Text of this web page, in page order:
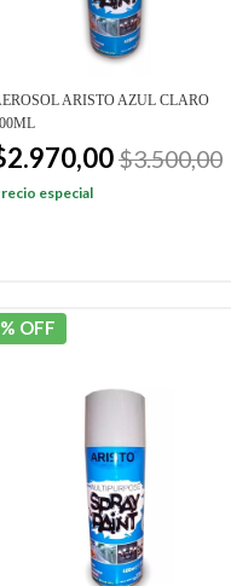
ARISTO AZUL CLARO
$3.500,00
especial
OFF